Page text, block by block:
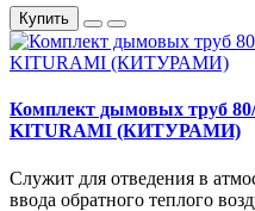
Купить
Комплект дымовых труб
KITURAMI (КИТУРАМИ)
Служит для отведения в
ввода обратного теплого